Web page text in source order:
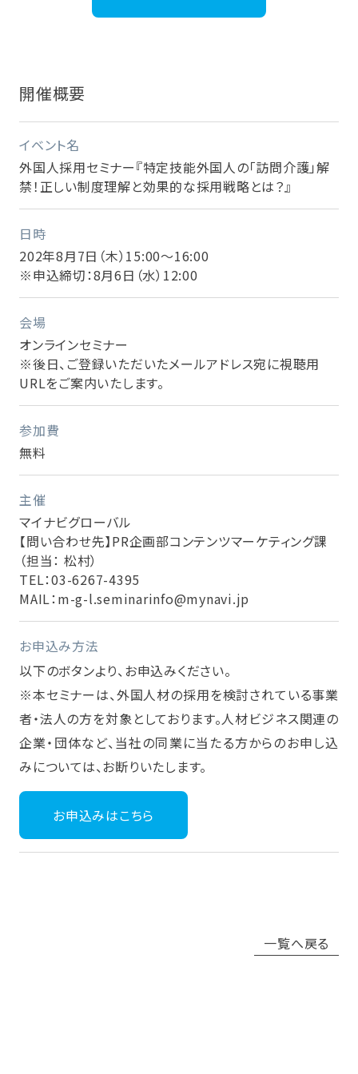
開催概要
イベント名
外国人採用セミナー『特定技能外国人の「訪問介護」解
禁！正しい制度理解と効果的な採用戦略とは？』
日時
202年8月7日（木）15:00～16:00
※申込締切：8月6日（水）12:00
会場
オンラインセミナー
※後日、ご登録いただいたメールアドレス宛に視聴用
URLをご案内いたします。
参加費
無料
主催
マイナビグローバル
【問い合わせ先】PR企画部コンテンツマーケティング課
（担当： 松村）
TEL：03-6267-4395
MAIL：m-g-l.seminarinfo@mynavi.jp
お申込み方法
以下のボタンより、お申込みください。
※本セミナーは、外国人材の採用を検討されている事業
者・法人の方を対象としております。人材ビジネス関連の
企業・団体など、当社の同業に当たる方からのお申し込
みについては、お断りいたします。
お申込みはこちら
一覧へ戻る